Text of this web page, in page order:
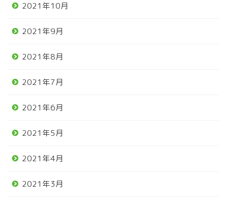
2021年10月
2021年9月
2021年8月
2021年7月
2021年6月
2021年5月
2021年4月
2021年3月